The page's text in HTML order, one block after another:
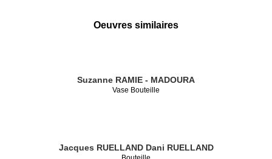
Oeuvres similaires
Suzanne RAMIE - MADOURA
Vase Bouteille
Jacques RUELLAND Dani RUELLAND